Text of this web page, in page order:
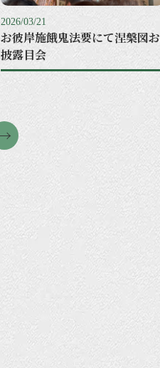
2026/03/21
お彼岸施餓鬼法要にて涅槃図お
披露目会